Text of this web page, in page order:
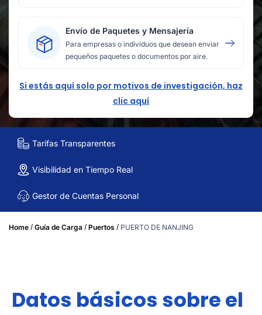
Envío de Paquetes y Mensajería
Para empresas o individuos que desean enviar
pequeños paquetes o documentos por aire.
Si estás aquí solo por motivos de investigación, haz
clic aquí
Tarifas Transparentes
Visibilidad en Tiempo Real
Gestor de Cuentas Personal
Home / Guía de Carga / Puertos / PUERTO DE NANJING
Datos básicos sobre el